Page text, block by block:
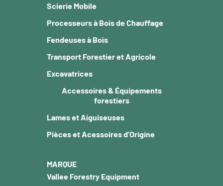
Scierie Mobile
Processeurs à Bois de Chauffage
Fendeuses à Bois
Transport Forestier et Agricole
Excavatrices
Accessoires & Équipements
forestiers
Lames et Aiguiseuses
Pièces et Acessoires d’Origine
MARQUE
Vallee Forestry Equipment